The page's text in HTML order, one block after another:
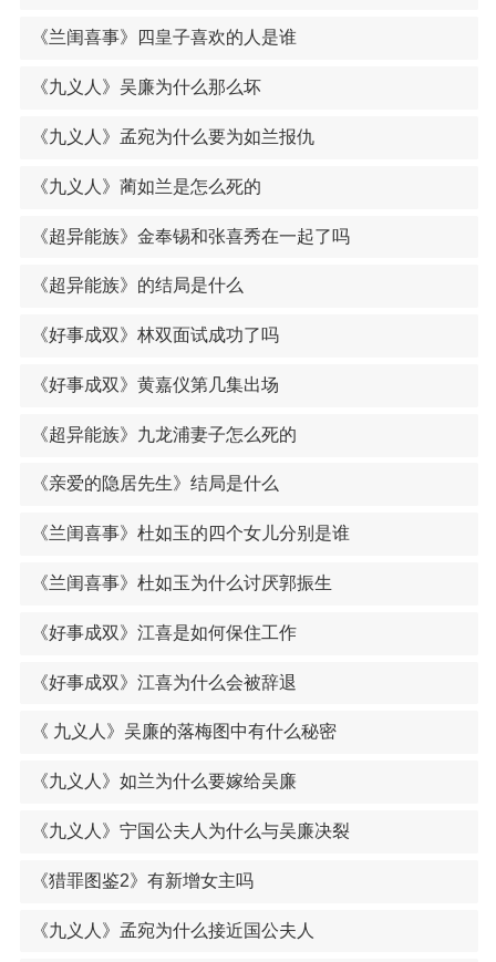
《兰闺喜事》四皇子喜欢的人是谁
《九义人》吴廉为什么那么坏
《九义人》孟宛为什么要为如兰报仇
《九义人》蔺如兰是怎么死的
《超异能族》金奉锡和张喜秀在一起了吗
《超异能族》的结局是什么
《好事成双》林双面试成功了吗
《好事成双》黄嘉仪第几集出场
《超异能族》九龙浦妻子怎么死的
《亲爱的隐居先生》结局是什么
《兰闺喜事》杜如玉的四个女儿分别是谁
《兰闺喜事》杜如玉为什么讨厌郭振生
《好事成双》江喜是如何保住工作
《好事成双》江喜为什么会被辞退
《 九义人》吴廉的落梅图中有什么秘密
《九义人》如兰为什么要嫁给吴廉
《九义人》宁国公夫人为什么与吴廉决裂
《猎罪图鉴2》有新增女主吗
《九义人》孟宛为什么接近国公夫人